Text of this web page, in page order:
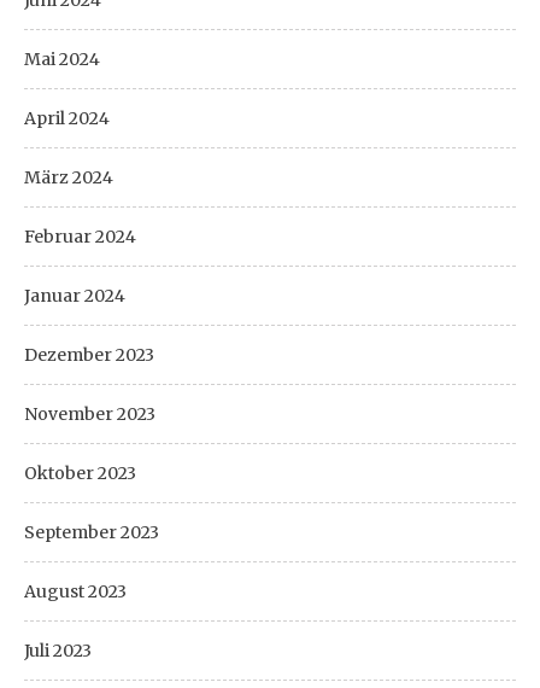
Mai 2024
April 2024
März 2024
Februar 2024
Januar 2024
Dezember 2023
November 2023
Oktober 2023
September 2023
August 2023
Juli 2023